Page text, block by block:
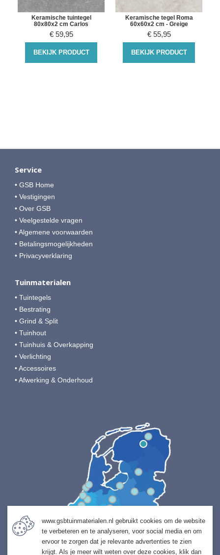
Keramische tuintegel
80x80x2 cm Carlos
€ 59,95
BEKIJK PRODUCT
Keramische tegel Roma
60x60x2 cm - Greige
€ 55,95
BEKIJK PRODUCT
Service
• GSB Home
• Vestigingen
• Over GSB
• Veelgestelde vragen
• Algemene voorwaarden
• Betalingsmogelijkheden
• Privacyverklaring
Tuinmaterialen
• Tuintegels
• Bestrating
• Grind & Split
• Tuinhout
• Tuinhuis & Overkapping
• Verlichting
• Accessoires
• Afwerking & Onderhoud
www.gsbtuinmaterialen.nl gebruikt cookies om de website
te verbeteren en te analyseren, voor social media en om
ervoor te zorgen dat je relevante advertenties te zien
krijgt. Als je meer wilt weten over deze cookies, klik dan